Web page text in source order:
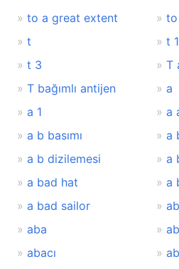
to a great extent
to
t
t 1
t 3
T
T bağımlı antijen
a
a 1
a
a b basımı
a
a b dizilemesi
a
a bad hat
a
a bad sailor
ab
aba
abacı